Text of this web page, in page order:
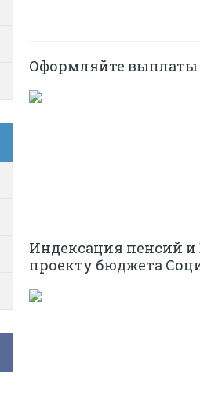
Оформляйте выплаты
Индексация пенсий
проекту бюджета